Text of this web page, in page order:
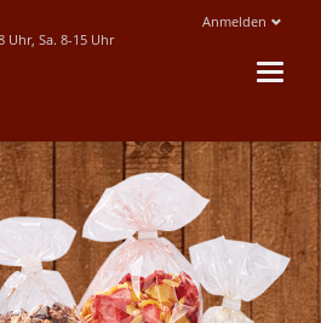
Uhr, Sa. 8-15 Uhr
Anmelden